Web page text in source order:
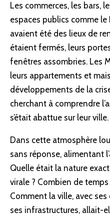
Les commerces, les bars,
espaces publics comme
avaient été des lieux de
étaient fermés, leurs
fenêtres assombries. Les
leurs appartements et
développements de la
cherchant à comprendre
s’était abattue sur leur ville.
Dans cette atmosphère
sans réponse, alimentant
Quelle était la nature
virale ? Combien de
Comment la ville, avec
ses infrastructures, allait-